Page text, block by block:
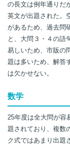
の長文は例年通りだ
英文が出題された。
があるため、過去問
と、大問３・４の語
易しいため、市販の
題は多いため、解答
は欠かせない。
数学
25年度は全大問が容
題されており、複数
ク式ではあまり出題